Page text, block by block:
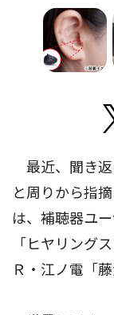
最近、聞き返
と周りから指
は、補聴器ユ
「ヒヤリング
Ｒ・江ノ電「